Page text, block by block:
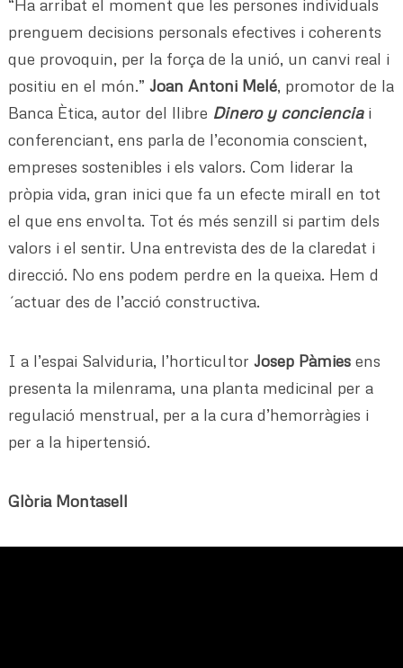
“Ha arribat el moment que les persones individuals
prenguem decisions personals efectives i coherents
que provoquin, per la força de la unió, un canvi real i
positiu en el món.” Joan Antoni Melé, promotor de la
Banca Ètica, autor del llibre Dinero y concienciai
conferenciant, ens parla de l’economia conscient,
empreses sostenibles i els valors. Com liderar la
pròpia vida, gran inici que fa un efecte mirall en tot
el que ens envolta. Tot és més senzill si partim dels
valors i el sentir. Una entrevista des de la claredat i
direcció. No ens podem perdre en la queixa. Hem d
´actuar des de l’acció constructiva.
I a l’espai Salviduria, l’horticultor Josep Pàmies ens
presenta la milenrama, una planta medicinal per a
regulació menstrual, per a la cura d’hemorràgies i
per a la hipertensió.
Glòria Montasell